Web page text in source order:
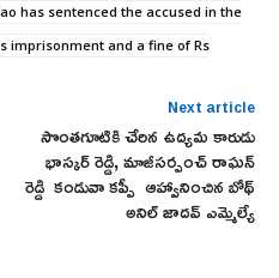
has sentenced the accused in the
imprisonment and a fine of Rs
Next article
సొంతగూటికి చేరిన ఉద్యమ కారుడు
భాస్కర్ రెడ్డి, మాజీసర్పంచ్ రాఘన్
రెడ్డి కండువా కప్పీ ఆహ్వానించిన బోథ్
అనిల్ జాదవ్ ఎమ్మెల్యే